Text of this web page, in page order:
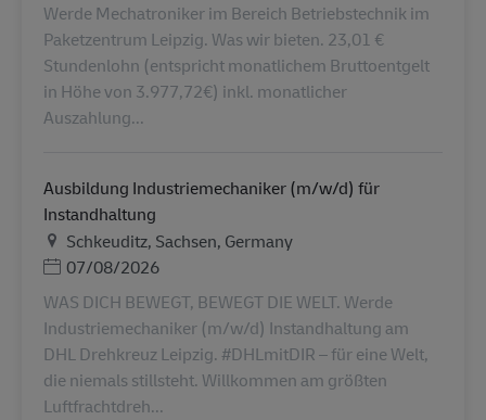
Werde Mechatroniker im Bereich Betriebstechnik im
Paketzentrum Leipzig. Was wir bieten. 23,01 €
Stundenlohn (entspricht monatlichem Bruttoentgelt
in Höhe von 3.977,72€) inkl. monatlicher
Auszahlung...
Ausbildung Industriemechaniker (m/w/d) für
Instandhaltung
Helyszín
Schkeuditz, Sachsen, Germany
Posted Date
07/08/2026
WAS DICH BEWEGT, BEWEGT DIE WELT. Werde
Industriemechaniker (m/w/d) Instandhaltung am
DHL Drehkreuz Leipzig. #DHLmitDIR – für eine Welt,
die niemals stillsteht. Willkommen am größten
Luftfrachtdreh...